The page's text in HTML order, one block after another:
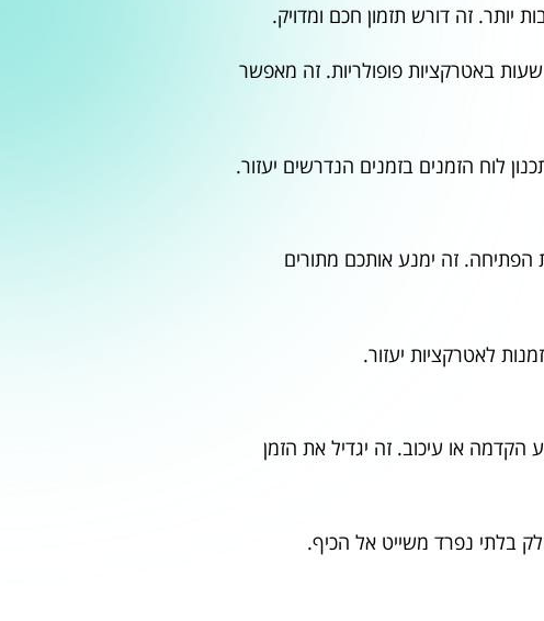
יותר. זה דורש תזמון חכם ומדויק.
באטרקציות פופולריות. זה מאפשר
לוח הזמנים בזמנים הנדרשים יעזור.
הפתיחה. זה ימנע אותכם מתורים
לאטרקציות יעזור.
הקדמה או עיכוב. זה יגדיל את הזמן
בלתי נפרד משייט אל הכיף.